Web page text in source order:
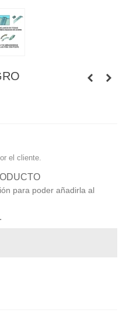
el cliente.
para poder añadirla al